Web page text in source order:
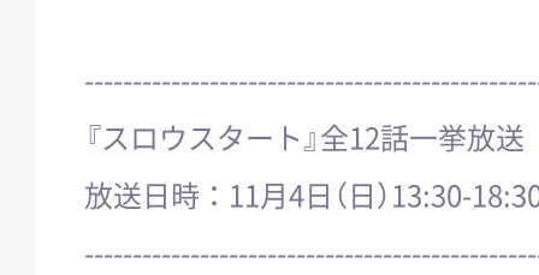
『スロウスタート』全12話一挙放送
放送日時：11月4日（日）13:30-